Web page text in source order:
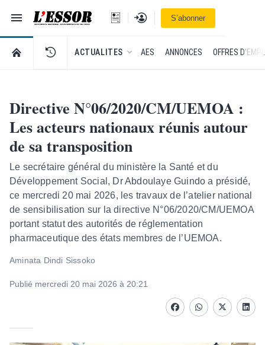
Navigation
L'Essor - retour à la une
Se connecterS’abonner
RETOUR À LA PAGE D’ACCUEIL DE L'ESSOR
ACTUALITES AES ANNONCES OFFRES
Directive N°06/2020/CM/UEMOA :
Les acteurs nationaux réunis autour
de sa transposition
Le secrétaire général du ministère la Santé et du
Développement Social, Dr Abdoulaye Guindo a présidé,
ce mercredi 20 mai 2026, les travaux de l’atelier national
de sensibilisation sur la directive N°06/2020/CM/UEMOA
portant statut des autorités de réglementation
pharmaceutique des états membres de l’UEMOA.
Aminata Dindi Sissoko
Publié mercredi 20 mai 2026 à 20:21
FacebookwhatsappTwitter